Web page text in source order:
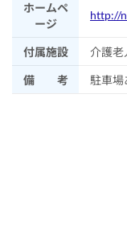
ホームペ
ージ
http://
付属施設 介護老
備 考 駐車場